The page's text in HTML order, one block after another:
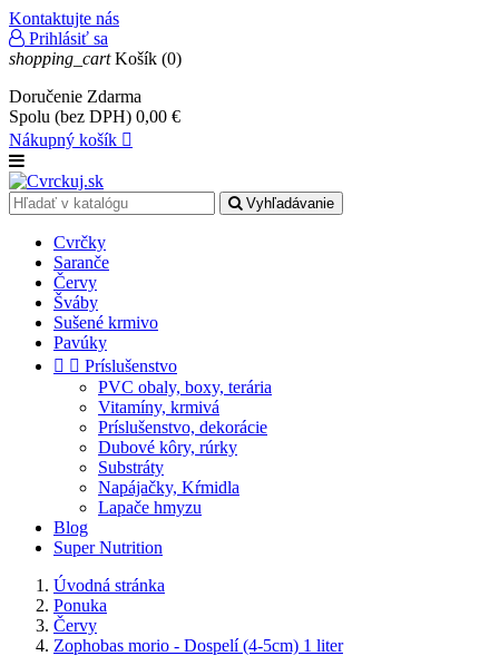
Kontaktujte nás
Prihlásiť sa
shopping_cart Košík (0)
Doručenie Zdarma
Spolu (bez DPH) 0,00 €
Nákupný košík 
Vyhľadávanie
Cvrčky
Saranče
Červy
Šváby
Sušené krmivo
Pavúky
  Príslušenstvo
PVC obaly, boxy, terária
Vitamíny, krmivá
Príslušenstvo, dekorácie
Dubové kôry, rúrky
Substráty
Napájačky, Kŕmidla
Lapače hmyzu
Blog
Super Nutrition
Úvodná stránka
Ponuka
Červy
Zophobas morio - Dospelí (4-5cm) 1 liter